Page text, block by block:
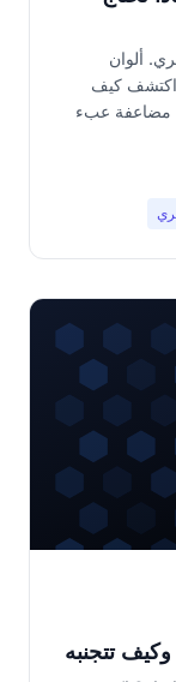
ألوان
اكتشف كيف
مضاعفة عبء